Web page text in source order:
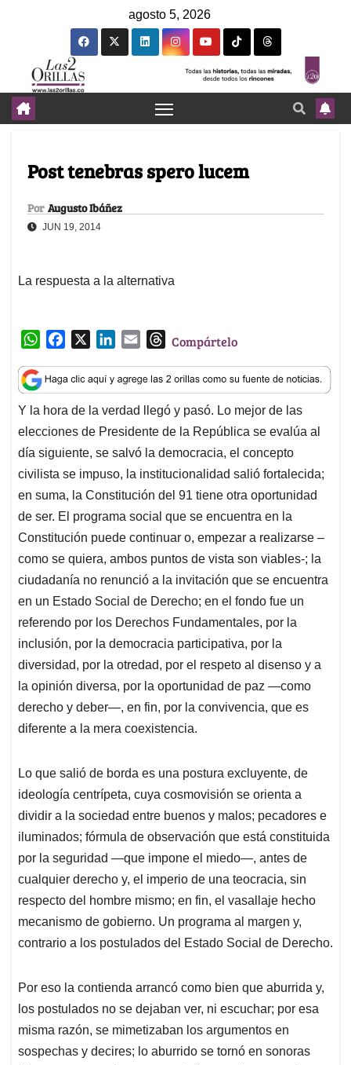
agosto 5, 2026
Post tenebras spero lucem
Por Augusto Ibáñez
JUN 19, 2014
La respuesta a la alternativa
W
a
t
s
A
p
p
c
e
b
o
o
k
n
k
e
d
I
n
a
i
T
r
e
a
d
s
Compártelo
Y la hora de la verdad llegó y pasó. Lo mejor de las
elecciones de Presidente de la República se evalúa al
día siguiente, se salvó la democracia, el concepto
civilista se impuso, la institucionalidad salió fortalecida;
en suma, la Constitución del 91 tiene otra oportunidad
de ser. El programa social que se encuentra en la
Constitución puede continuar o, empezar a realizarse –
como se quiera, ambos puntos de vista son viables-; la
ciudadanía no renunció a la invitación que se encuentra
en un Estado Social de Derecho; en el fondo fue un
referendo por los Derechos Fundamentales, por la
inclusión, por la democracia participativa, por la
diversidad, por la otredad, por el respeto al disenso y a
la opinión diversa, por la oportunidad de paz —como
derecho y deber—, en fin, por la convivencia, que es
diferente a la mera coexistencia.
Lo que salió de borda es una postura excluyente, de
ideología centrípeta, cuya cosmovisión se orienta a
dividir a la sociedad entre buenos y malos; pecadores e
iluminados; fórmula de observación que está constituida
por la seguridad —que impone el miedo—, antes de
cualquier derecho y, el imperio de una teocracia, sin
respecto del hombre mismo; en fin, el vasallaje hecho
mecanismo de gobierno. Un programa al margen y,
contrario a los postulados del Estado Social de Derecho.
Por eso la contienda arrancó como bien que aburrida y,
los postulados no se dejaban ver, ni escuchar; por esa
misma razón, se mimetizaban los argumentos en
sospechas y decires; lo aburrido se tornó en sonoras